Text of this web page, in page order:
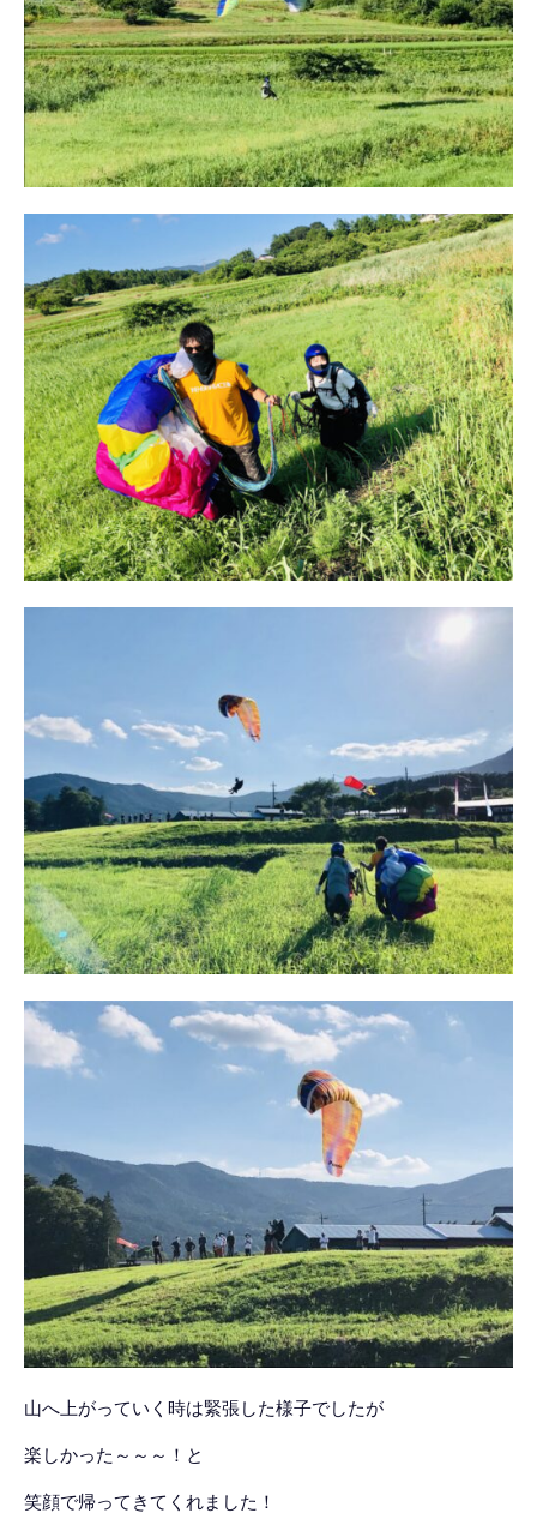
山へ上がっていく時は緊張した様子でしたが
楽しかった～～～！と
笑顔で帰ってきてくれました！